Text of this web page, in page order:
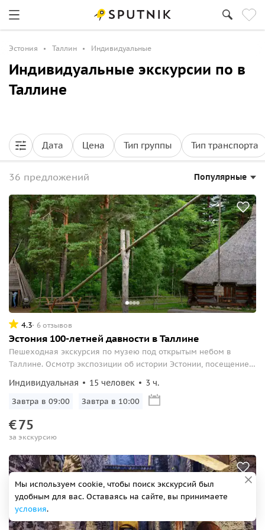
Эстония Таллин Индивидуальные
Индивидуальные экскурсии по в
Таллине
Дата Цена Тип группы Тип транспорта
36 предложений Популярные
4.3 6 отзывов
Эстония 100-летней давности в Таллине
Пешеходная экскурсия по музею под открытым небом в
Таллине. Осмотр экспозиции об истории Эстонии, посещение
Индивидуальная 15 человек 3 ч.
Завтра в 09:00 Завтра в 10:00
€75
за экскурсию
Мы используем cookie, чтобы поиск экскурсий был
удобным для вас. Оставаясь на сайте, вы принимаете
условия.